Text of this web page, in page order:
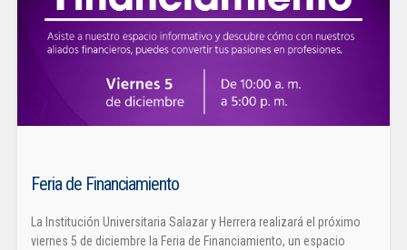
Feria de Financiamiento
La Institución Universitaria Salazar y Herrera realizará el próximo
viernes 5 de diciembre la Feria de Financiamiento, un espacio